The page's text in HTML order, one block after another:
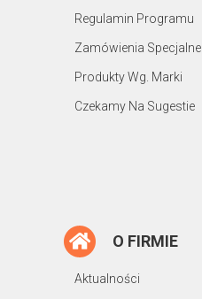
Regulamin Programu
Zamówienia Specjalne
Produkty Wg. Marki
Czekamy Na Sugestie
O FIRMIE
Aktualności